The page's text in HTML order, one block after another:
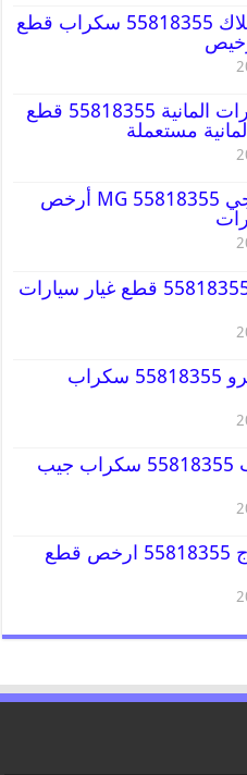
قطع غيار كاديلاك 55818355 سكراب قطع
قطع غيار سيارات المانية 55818355 قطع
مستعملة
قطع غيار أم جي MG 55818355 أرخص
قطع غيار كيا 55818355 قطع غيار سيارات
قطع غيار باجيرو 55818355 سكراب
قطع غيار جيب 55818355 سكراب جيب
قطع غيار دودج 55818355 ارخص قطع